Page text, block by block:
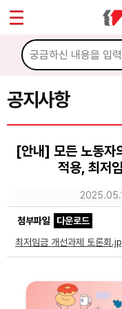
공지사항
[안내] 모든 노동자
적용, 최저
첨부파일
다운로드
최저임금 개선과제 토론회
마이페이지
소개
소식
공지사항
성명·보도
노동상담
자료
부설기관